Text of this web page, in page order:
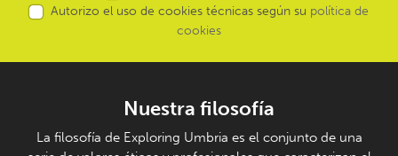
Autorizo el uso de cookies técnicas según su política de
cookies
Nuestra filosofía
La filosofía de Exploring Umbria es el conjunto de una